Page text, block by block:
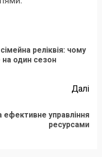
реліквія: чому
на один сезон
Далі
ефективне управління
ресурсами